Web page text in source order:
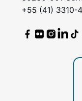
+55 (41) 3310-